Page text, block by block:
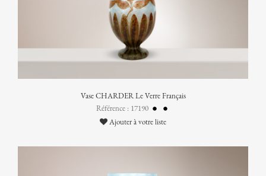
Vase CHARDER Le Verre Français
Référence : 17190
Ajouter à votre liste